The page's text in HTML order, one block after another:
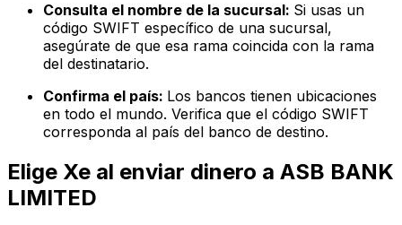
Consulta el nombre de la sucursal: Si usas un
código SWIFT específico de una sucursal,
asegúrate de que esa rama coincida con la rama
del destinatario.
Confirma el país: Los bancos tienen ubicaciones
en todo el mundo. Verifica que el código SWIFT
corresponda al país del banco de destino.
Elige Xe al enviar dinero a ASB BANK
LIMITED